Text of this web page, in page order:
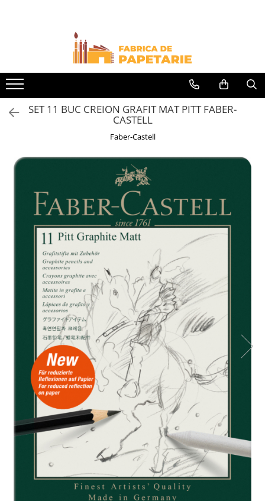
Toate Produsele
Hartie si articole din hartie
Hartie pentru copiator si cartoane
Hartie color pentru copiator
Papetarie personalizata
Bloc Notes-uri brosate
Bloc Notes-uri spiralizate
Etichete
Plicuri personalizate
Tipizate autocopiative
Tipizate autocopiative
personalizate
Tipizate offset
Tipizate offset personalizate
Registre
Rezerva cub notes
Indigo si hartie carbon
Caiete pentru birou
Caiete A5
Produse si rechizite scolare
Caiete si produse din hartie
SET 11 BUC CREION GRAFIT MAT PITT FABER-
CASTELL
Faber-Castell